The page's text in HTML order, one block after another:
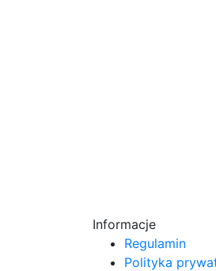
Informacje
Regulamin
Polityka